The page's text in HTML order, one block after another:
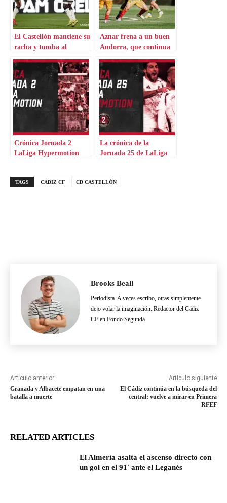
El Castellón mantiene su
racha y tumba al
Aznar frena a un buen
Andorra, que continua
Crónica Jornada 2
LaLiga Hypermotion
La crónica de la
Jornada 25 de LaLiga
TAGS CÁDIZ CF CD CASTELLÓN
Brooks Beall
Periodista. A veces escribo, otras simplemente
dejo volar la imaginación. Redactor del Cádiz
CF en Fondo Segunda
Artículo anterior
Granada y Albacete empatan en una
batalla a muerte
Artículo siguiente
El Cádiz continúa en la búsqueda del
central: vuelve a mirar en Primera
RFEF
RELATED ARTICLES
El Almería asalta el ascenso directo con
un gol en el 91′ ante el Leganés